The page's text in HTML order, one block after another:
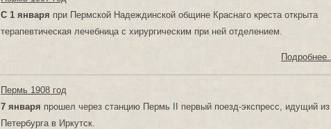
С 1 января при Пермской Надеждинской общине Краснаго креста открыта
терапевтическая лечебница с хирургическим при ней отделением.
Подробнее...
Пермь 1908 год
7 января прошел через станцию Пермь II первый поезд-экспресс, идущий из
Петербурга в Иркутск.